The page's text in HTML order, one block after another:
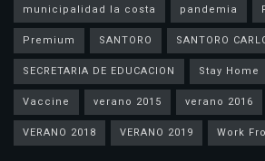
municipalidad la costa
pandemia
Premium
SANTORO
SANTORO
SECRETARIA DE EDUCACION
Stay Home
Vaccine
verano 2015 verano 2016
VERANO 2018
VERANO 2019 Work